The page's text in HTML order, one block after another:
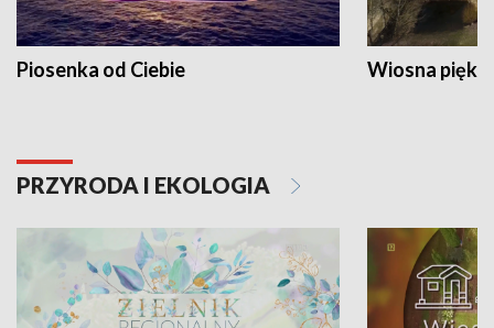
Piosenka od Ciebie Wiosna
PRZYRODA I EKOLOGIA